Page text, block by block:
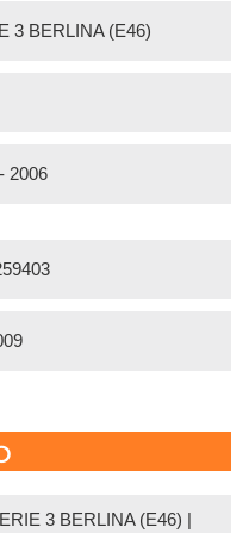
3 BERLINA (E46)
2006
3 BERLINA (E46) |